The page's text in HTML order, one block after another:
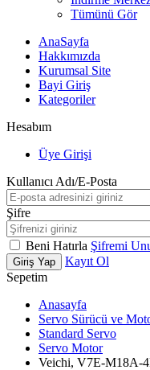
Tümünü Gör
AnaSayfa
Hakkımızda
Kurumsal Site
Bayi Giriş
Kategoriler
Hesabım
Üye Girişi
Kullanıcı Adı/E-Posta
Şifre
Beni Hatırla Şifremi
Giriş Yap
Kayıt Ol
Sepetim
Anasayfa
Servo Sürücü ve
Standard Servo
Servo Motor
Veichi, V7E-M18A-